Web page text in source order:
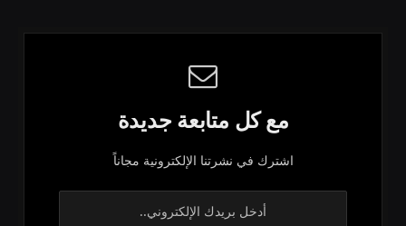
مع كل متابعة جديدة
اشترك في نشرتنا الإلكترونية مجاناً